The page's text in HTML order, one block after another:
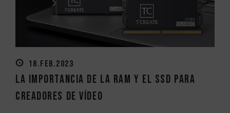
18.FEB.2023
La importancia de la RAM y el SSD para
creadores de vídeo